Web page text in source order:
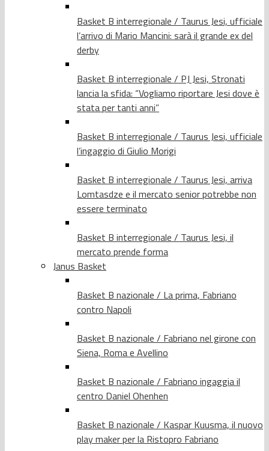
Basket B interregionale / Taurus Jesi, ufficiale
l’arrivo di Mario Mancini: sarà il grande ex del
derby
Basket B interregionale / PJ Jesi, Stronati
lancia la sfida: “Vogliamo riportare Jesi dove è
stata per tanti anni”
Basket B interregionale / Taurus Jesi, ufficiale
l’ingaggio di Giulio Morigi
Basket B interregionale / Taurus Jesi, arriva
Lomtasdze e il mercato senior potrebbe non
essere terminato
Basket B interregionale / Taurus Jesi, il
mercato prende forma
Janus Basket
Basket B nazionale / La prima, Fabriano
contro Napoli
Basket B nazionale / Fabriano nel girone con
Siena, Roma e Avellino
Basket B nazionale / Fabriano ingaggia il
centro Daniel Ohenhen
Basket B nazionale / Kaspar Kuusma, il nuovo
play maker per la Ristopro Fabriano